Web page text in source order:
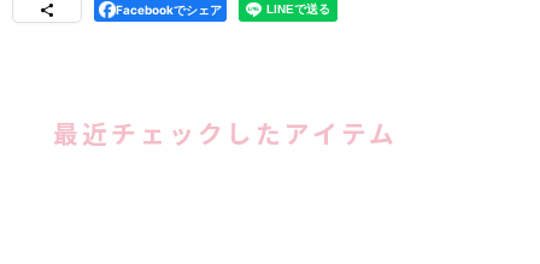
Facebookでシェア
最近チェックしたアイテム